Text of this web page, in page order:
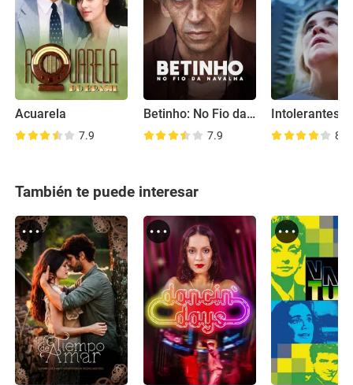
Acuarela
7.9
Betinho: No Fio da Navalha
7.9
Intolerantes
8.5
También te puede interesar